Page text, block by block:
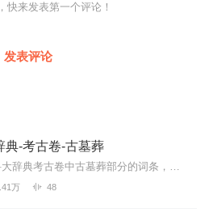
快来发表第一个评论！
发表评论
典-考古卷-古墓葬
内容为中国百科大辞典考古卷中古墓葬部分的词条，按顺序朗读。中国百科大辞典出版社鉴于社会的发展和读者不断提高的需求，《中国百科大辞典》对许多学科进行了增订。这一版...
万 48